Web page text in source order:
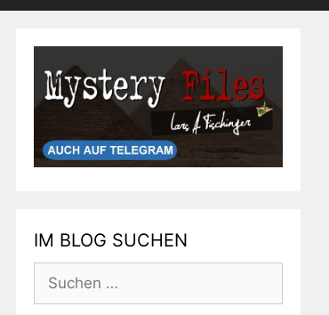
IM BLOG SUCHEN
Suchen
nach: